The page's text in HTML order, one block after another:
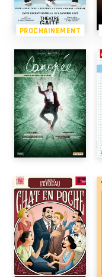
PROCHAINEMENT